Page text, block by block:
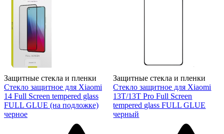
Защитные стекла и пленки
Стекло защитное для Xiaomi
14 Full Screen tempered glass
FULL GLUE (на подложке)
черное
Защитные стекла и пленки
Стекло защитное для Xiaomi
13T/13T Pro Full Screen
tempered glass FULL GLUE
черный